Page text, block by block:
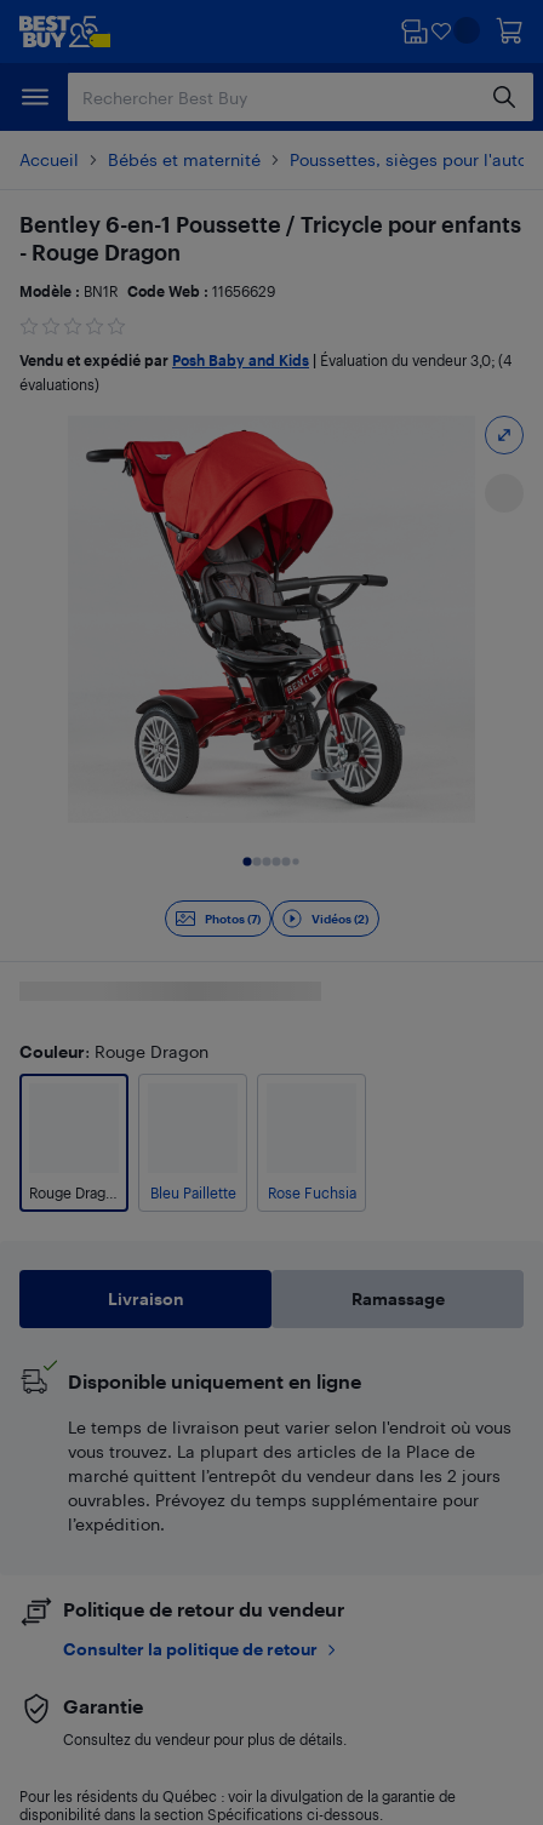
Passer
principal
Passer
Accueil Bébés et maternité Poussettes, sièges pour l'auto
Photos (7) Vidéos (2)
Bentley 6-en-1 Poussette / Tricycle pour enfants
- Rouge Dragon
Modèle : BN1R Code Web : 11656629
Vendu et expédié par Posh Baby and Kids Évaluation du vendeur 3,0; (4
évaluations)
Couleur: Rouge Dragon
Bleu Paillette Rose Fuchsia
Livraison Ramassage
Disponible uniquement en ligne
Le temps de livraison peut varier selon l'endroit où vous
vous trouvez. La plupart des articles de la Place de
marché quittent l’entrepôt du vendeur dans les 2 jours
ouvrables. Prévoyez du temps supplémentaire pour
l’expédition.
Politique de retour du vendeur
Consulter la politique de retour
Garantie
Consultez du vendeur pour plus de détails.
Pour les résidents du Québec : voir la divulgation de la garantie de
disponibilité dans la section Spécifications ci-dessous.